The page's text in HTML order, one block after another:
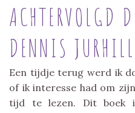
ACHTERVOLGD
DENNIS JURHILL
Een tijdje terug werd ik
of ik interesse had om
tijd te lezen. Dit boek